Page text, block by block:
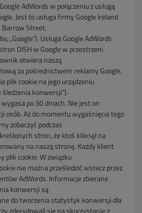
AdWords w połączeniu z usługą
Jest to usługa firmy Google Ireland
Barrow Street,
„Google”). Usługa Google AdWords
DISH w Google w przestrzeni
otwiera naszą
zapośrednictwem reklamy Google,
plik cookie na jego urządzeniu
konwersji”).
wygasa po 30dniach. Nie jest on
osób. Aż do momentu wygaśnięcia tego
zobaczyć podczas
stron, że ktoś kliknął na
na naszą stronę. Każdy klient
plik cookie. W związku
nie można prześledzić wsteczprzez
AdWords. Informacje zbierane
konwersji są
do tworzeniastatystyk konwersji dla
zdecydowali się na skorzystanie z